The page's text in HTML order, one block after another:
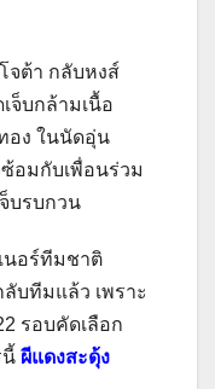
จต้า กลับหงส์
จ็บกล้ามเนื้อ
อง ในนัดอุ่น
อมกับเพื่อนร่วม
บรบกวน
นอร์ทีมชาติ
ลับทีมแล้ว เพราะ
รอบคัดเลือก
นี้ ผีแดงสะดุ้ง